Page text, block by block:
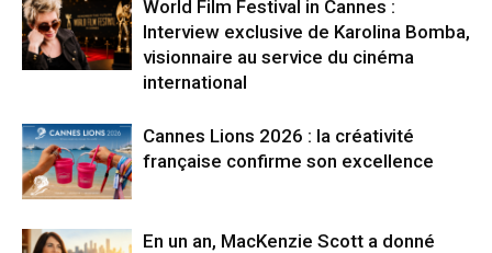
World Film Festival in Cannes :
Interview exclusive de Karolina Bomba,
visionnaire au service du cinéma
international
Cannes Lions 2026 : la créativité
française confirme son excellence
En un an, MacKenzie Scott a donné